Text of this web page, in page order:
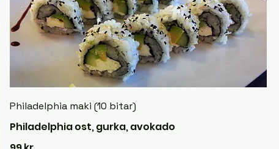
Philadelphia maki (10 bitar)
Philadelphia ost, gurka, avokado